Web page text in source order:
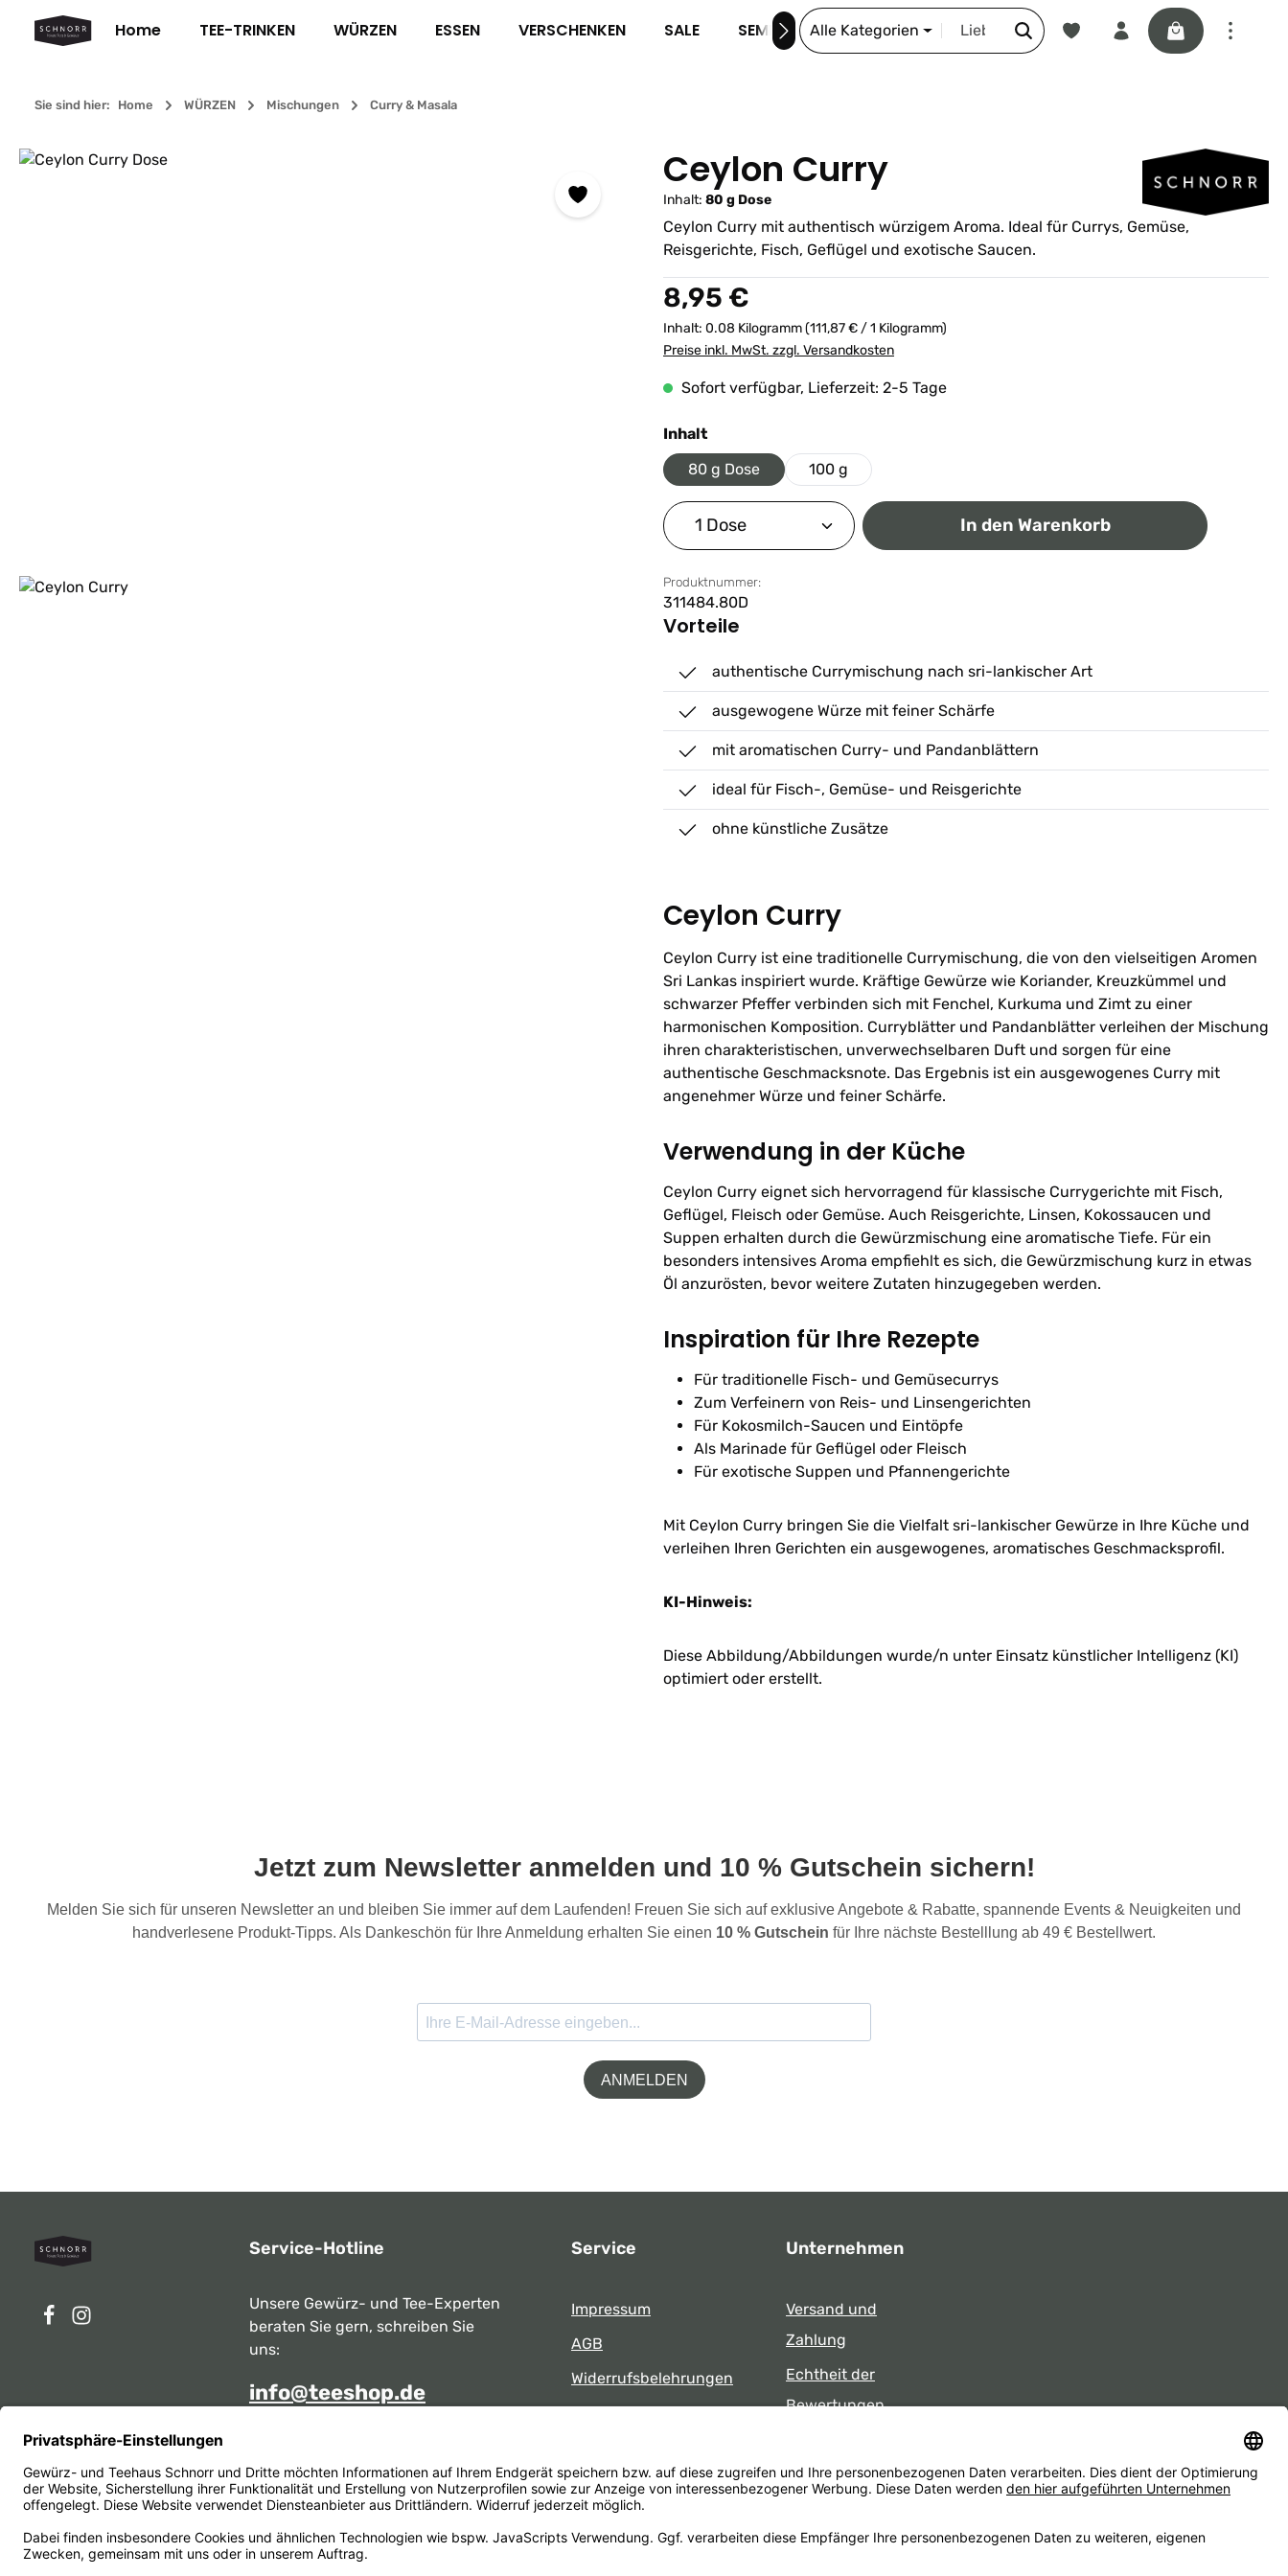
Hauptinhalt springen
Zur Suche springen
Zur Hauptnavigation springen
Home TEE-TRINKEN WÜRZEN ESSEN VERSCHENKEN SALE SEMINARE DIE SCHNORR-STORY
Alle Kategorien
Du hast 0 Produkte auf dem
Warenkorb
Sie sind hier: Home WÜRZEN Mischungen Curry & Masala
Bildergalerie überspringen Ceylon Curry
Inhalt: 80 g Dose
Ceylon Curry mit authentisch würzigem Aroma. Ideal für Currys, Gemüse,
Reisgerichte, Fisch, Geflügel und exotische Saucen.
Regulärer Preis:
8,95 €
Inhalt: 0.08 Kilogramm(111,87 € / 1 Kilogramm)
Preise inkl. MwSt. zzgl. Versandkosten
Sofort verfügbar, Lieferzeit: 2-5 Tage
Inhaltauswählen
80 g Dose
100 g
Produkt Anzahl: Gib den gewünschten Wert ein oder
In den Warenkorb
Produktnummer:
311484.80D
Vorteile
authentische Currymischung nach sri-lankischer Art
ausgewogene Würze mit feiner Schärfe
mit aromatischen Curry- und Pandanblättern
ideal für Fisch-, Gemüse- und Reisgerichte
ohne künstliche Zusätze
Ceylon Curry
Ceylon Curry ist eine traditionelle Currymischung, die von den vielseitigen Aromen
Sri Lankas inspiriert wurde. Kräftige Gewürze wie Koriander, Kreuzkümmel und
schwarzer Pfeffer verbinden sich mit Fenchel, Kurkuma und Zimt zu einer
harmonischen Komposition. Curryblätter und Pandanblätter verleihen der Mischung
ihren charakteristischen, unverwechselbaren Duft und sorgen für eine
authentische Geschmacksnote. Das Ergebnis ist ein ausgewogenes Curry mit
angenehmer Würze und feiner Schärfe.
Verwendung in der Küche
Ceylon Curry eignet sich hervorragend für klassische Currygerichte mit Fisch,
Geflügel, Fleisch oder Gemüse. Auch Reisgerichte, Linsen, Kokossaucen und
Suppen erhalten durch die Gewürzmischung eine aromatische Tiefe. Für ein
besonders intensives Aroma empfiehlt es sich, die Gewürzmischung kurz in etwas
Öl anzurösten, bevor weitere Zutaten hinzugegeben werden.
Inspiration für Ihre Rezepte
Für traditionelle Fisch- und Gemüsecurrys
Zum Verfeinern von Reis- und Linsengerichten
Für Kokosmilch-Saucen und Eintöpfe
Als Marinade für Geflügel oder Fleisch
Für exotische Suppen und Pfannengerichte
Mit Ceylon Curry bringen Sie die Vielfalt sri-lankischer Gewürze in Ihre Küche und
verleihen Ihren Gerichten ein ausgewogenes, aromatisches Geschmacksprofil.
KI-Hinweis:
Diese Abbildung/Abbildungen wurde/n unter Einsatz künstlicher Intelligenz (KI)
optimiert oder erstellt.
Jetzt zum Newsletter anmelden und 10 % Gutschein sichern!
Melden Sie sich für unseren Newsletter an und bleiben Sie immer auf dem Laufenden! Freuen Sie sich auf exklusive Angebote & Rabatte, spannende Events & Neuigkeiten und
handverlesene Produkt-Tipps. Als Dankeschön für Ihre Anmeldung erhalten Sie einen 10 % Gutschein für Ihre nächste Bestelllung ab 49 € Bestellwert.
ANMELDEN
Service-Hotline
Unsere Gewürz- und Tee-Experten
beraten Sie gern, schreiben Sie
uns:
info@teeshop.de
Mo - Sa zwischen 10:00 - 17:00 Uhr
unter:
Service
Impressum
AGB
Widerrufsbelehrungen
Datenschutz
Unternehmen
Versand und
Zahlung
Echtheit der
Bewertungen
Laden